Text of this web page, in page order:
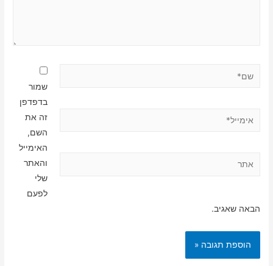
שמור
בדפדפן
זה את
השם,
האימייל
והאתר
שלי
לפעם
הבאה שאגיב.